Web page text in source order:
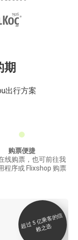
期
出行方案
购票便捷
线购票，也可前往我
程序或 Flixshop 购票
超
过 5
亿
乘
客
的
信
赖
之
选